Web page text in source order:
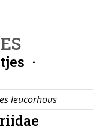
·
leucorhous